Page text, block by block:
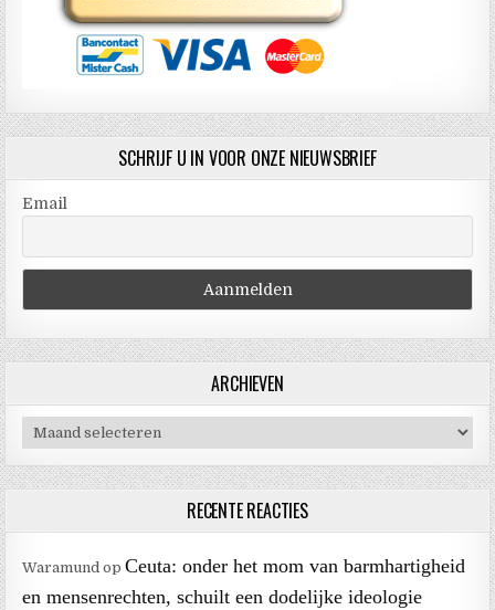
SCHRIJF U IN VOOR ONZE NIEUWSBRIEF
Email
ARCHIEVEN
Archieven
RECENTE REACTIES
Waramund opCeuta: onder het mom van barmhartigheid
en mensenrechten, schuilt een dodelijke ideologie